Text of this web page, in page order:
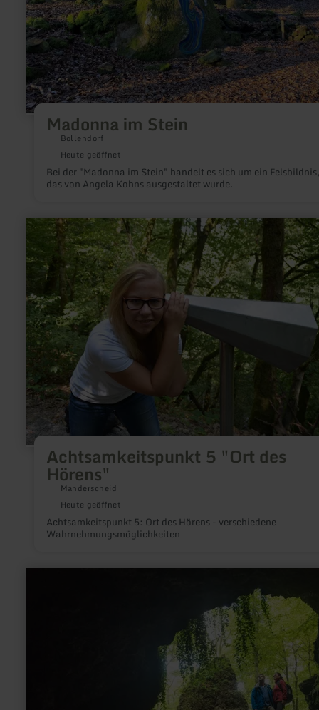
Madonna im Stein
Bollendorf
Heute geöffnet
Bei der "Madonna im Stein" handelt es sich um ein Felsbildnis,
das von Angela Kohns ausgestaltet wurde.
Achtsamkeitspunkt 5 "Ort des
Hörens"
Manderscheid
Heute geöffnet
Achtsamkeitspunkt 5: Ort des Hörens - verschiedene
Wahrnehmungsmöglichkeiten
mehr
erfahren
zu:
Achtsamkeitspunkt
"Ort
des
Hörens"